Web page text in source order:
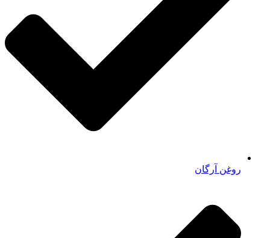
روغن آرگان